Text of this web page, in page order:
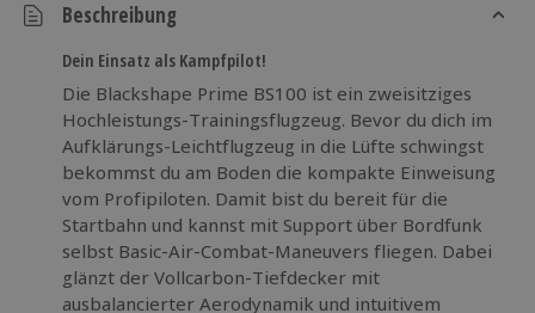
Beschreibung
Dein Einsatz als Kampfpilot!
Die Blackshape Prime BS100 ist ein zweisitziges
Hochleistungs-Trainingsflugzeug. Bevor du dich im
Aufklärungs-Leichtflugzeug in die Lüfte schwingst
bekommst du am Boden die kompakte Einweisung
vom Profipiloten. Damit bist du bereit für die
Startbahn und kannst mit Support über Bordfunk
selbst Basic-Air-Combat-Maneuvers fliegen. Dabei
glänzt der Vollcarbon-Tiefdecker mit
ausbalancierter Aerodynamik und intuitivem